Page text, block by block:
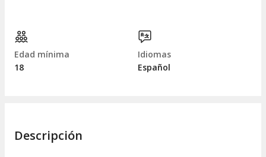
Edad mínima
18
Idiomas
Español
Descripción